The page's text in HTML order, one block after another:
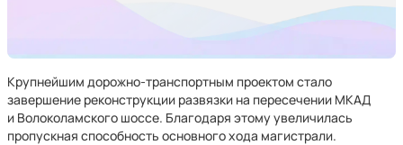
Крупнейшим дорожно-транспортным проектом стало
завершение реконструкции развязки на пересечении МКАД
и Волоколамского шоссе. Благодаря этому увеличилась
пропускная способность основного хода магистрали.